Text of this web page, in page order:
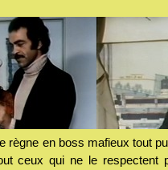
règne en boss mafieux tout
ceux qui ne le respectent